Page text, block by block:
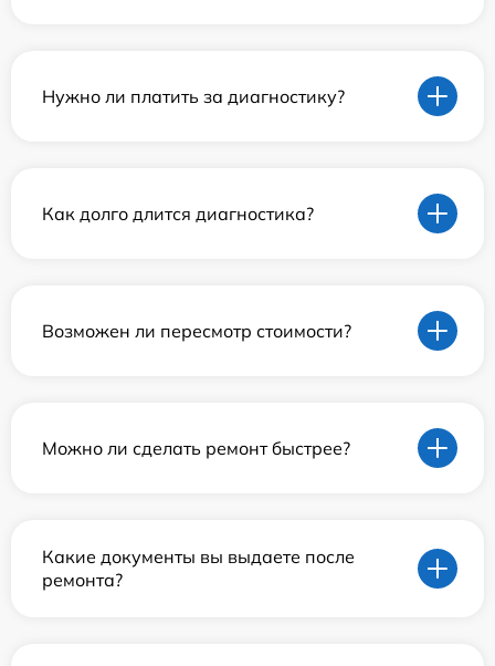
Нужно ли платить за диагностику?
Как долго длится диагностика?
Возможен ли пересмотр стоимости?
Можно ли сделать ремонт быстрее?
Какие документы вы выдаете после
ремонта?